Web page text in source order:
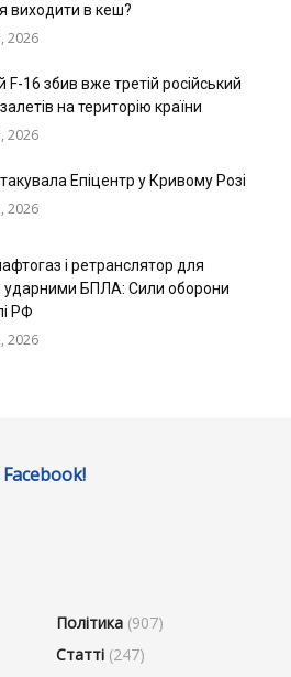
виходити в кеш?
2026
F-16 збив вже третій російський
на територію країни
2026
Епіцентр у Кривому Розі
2026
і ретранслятор для
ударними БПЛА: Сили оборони
РФ
2026
Політика (907)
Статті (247)